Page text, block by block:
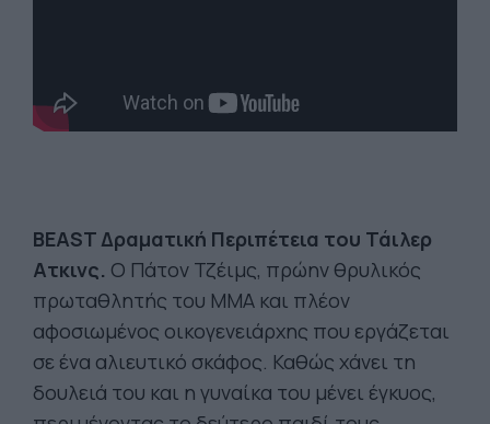
BEAST Δραματική Περιπέτεια του Τάιλερ
Ατκινς. Ο Πάτον Τζέιμς, πρώην θρυλικός
πρωταθλητής του MMA και πλέον
αφοσιωμένος οικογενειάρχης που εργάζεται
σε ένα αλιευτικό σκάφος. Καθώς χάνει τη
δουλειά του και η γυναίκα του μένει έγκυος,